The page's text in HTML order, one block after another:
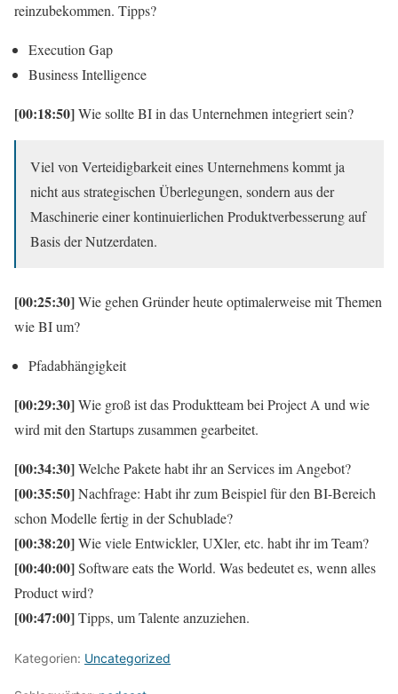
reinzubekommen. Tipps?
Execution Gap
Business Intelligence
[00:18:50]Wie sollte BI in das Unternehmen integriert sein?
Viel von Verteidigbarkeit eines Unternehmens kommt ja
nicht aus strategischen Überlegungen, sondern aus der
Maschinerie einer kontinuierlichen Produktverbesserung auf
Basis der Nutzerdaten.
[00:25:30]Wie gehen Gründer heute optimalerweise mit Themen
wie BI um?
Pfadabhängigkeit
[00:29:30]Wie groß ist das Produktteam bei Project A und wie
wird mit den Startups zusammen gearbeitet.
[00:34:30]Welche Pakete habt ihr an Services im Angebot?
[00:35:50]Nachfrage: Habt ihr zum Beispiel für den BI-Bereich
schon Modelle fertig in der Schublade?
[00:38:20]Wie viele Entwickler, UXler, etc. habt ihr im Team?
[00:40:00]Software eats the World. Was bedeutet es, wenn alles
Product wird?
[00:47:00]Tipps, um Talente anzuziehen.
Kategorien: Uncategorized